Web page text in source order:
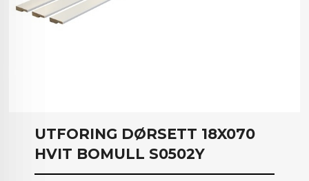
UTFORING DØRSETT 18X070
HVIT BOMULL S0502Y